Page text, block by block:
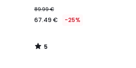
89.99 €
67.49 € -25%
5
/